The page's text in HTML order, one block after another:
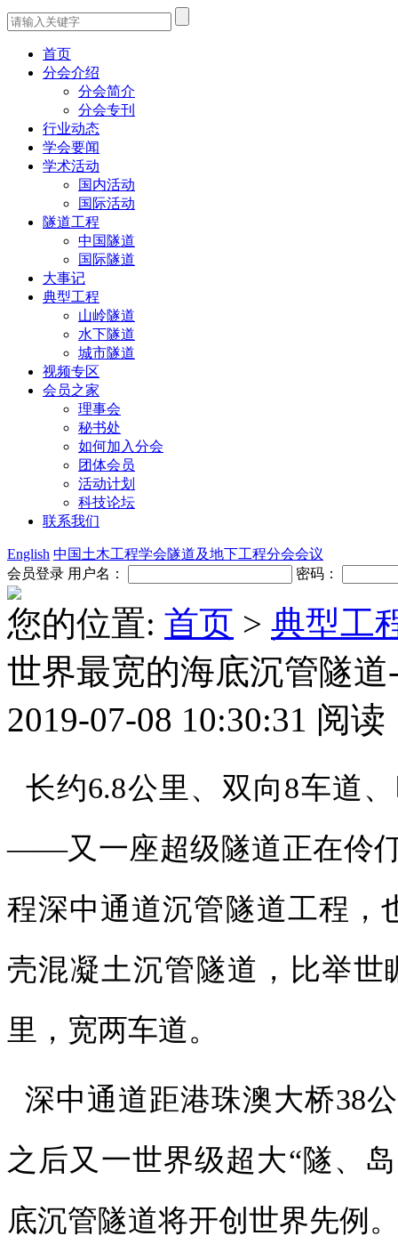
首页
分会介绍
分会简介
分会专刊
行业动态
学会要闻
学术活动
国内活动
国际活动
隧道工程
中国隧道
国际隧道
大事记
典型工程
山岭隧道
水下隧道
城市隧道
视频专区
会员之家
理事会
秘书处
如何加入分会
团体会员
活动计划
科技论坛
联系我们
English 中国土木工程学会隧道及地下工程分会会议
会员登录 用户名： 密码：
您的位置: 首页 > 典型工
世界最宽的海底沉管隧
2019-07-08 10:30:31 阅读
长约6.8公里、双向8车道
——又一座超级隧道正在伶
程深中通道沉管隧道工程，
壳混凝土沉管隧道，比举世
里，宽两车道。
深中通道距港珠澳大桥38
之后又一世界级超大“隧、
底沉管隧道将开创世界先例